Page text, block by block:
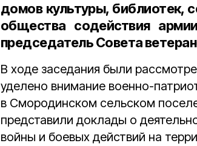
домов культуры, библиотек,
общества содействия
председатель Совета
В ходе заседания были
уделено внимание военно-
в Смородинском сельском
представили доклады о
войны и боевых действий на